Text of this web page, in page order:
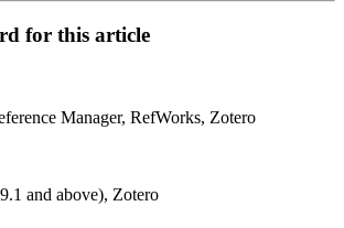
for this article
Manager, RefWorks, Zotero
and above), Zotero